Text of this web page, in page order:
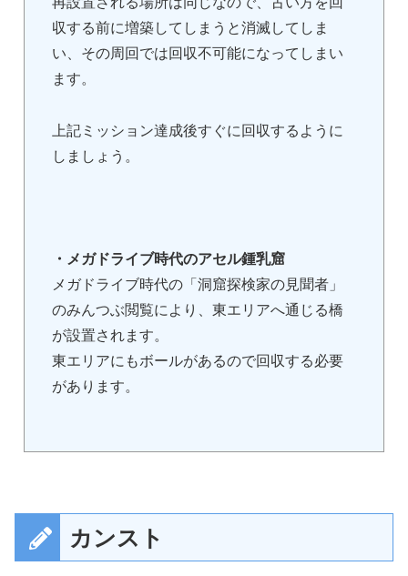
収する前に増築してしまうと消滅してしま
い、その周回では回収不可能になってしまい
ます。
上記ミッション達成後すぐに回収するように
しましょう。
・メガドライブ時代のアセル鍾乳窟
メガドライブ時代の「洞窟探検家の見聞者」
のみんつぶ閲覧により、東エリアへ通じる橋
が設置されます。
東エリアにもボールがあるので回収する必要
があります。
カンスト